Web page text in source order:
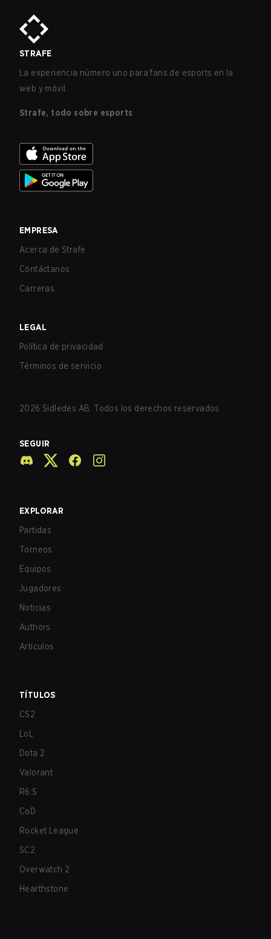
STRAFE
La experiencia número uno para fans de esports en la
web y móvil.
Strafe, todo sobre esports
EMPRESA
Acerca de Strafe
Contáctanos
Carreras
LEGAL
Política de privacidad
Términos de servicio
2026 Sidledes AB. Todos los derechos reservados.
SEGUIR
EXPLORAR
Partidas
Torneos
Equipos
Jugadores
Noticias
Authors
Artículos
TÍTULOS
CS2
LoL
Dota 2
Valorant
R6:S
CoD
Rocket League
SC2
Overwatch 2
Hearthstone